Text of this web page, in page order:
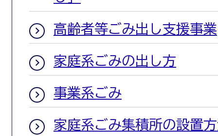
高齢者等ごみ出し支援事業
家庭系ごみの出し方
事業系ごみ
家庭系ごみ集積所の設置